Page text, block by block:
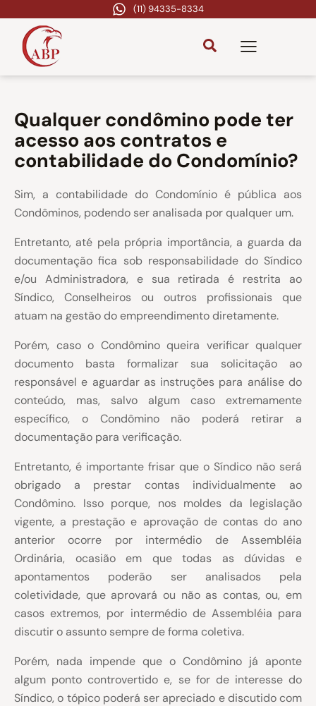
(11) 94335-8334
Qualquer condômino pode ter
acesso aos contratos e
contabilidade do Condomínio?
Sim, a contabilidade do Condomínio é pública aos
Condôminos, podendo ser analisada por qualquer um.
Entretanto, até pela própria importância, a guarda da
documentação fica sob responsabilidade do Síndico
e/ou Administradora, e sua retirada é restrita ao
Síndico, Conselheiros ou outros profissionais que
atuam na gestão do empreendimento diretamente.
Porém, caso o Condômino queira verificar qualquer
documento basta formalizar sua solicitação ao
responsável e aguardar as instruções para análise do
conteúdo, mas, salvo algum caso extremamente
específico, o Condômino não poderá retirar a
documentação para verificação.
Entretanto, é importante frisar que o Síndico não será
obrigado a prestar contas individualmente ao
Condômino. Isso porque, nos moldes da legislação
vigente, a prestação e aprovação de contas do ano
anterior ocorre por intermédio de Assembléia
Ordinária, ocasião em que todas as dúvidas e
apontamentos poderão ser analisados pela
coletividade, que aprovará ou não as contas, ou, em
casos extremos, por intermédio de Assembléia para
discutir o assunto sempre de forma coletiva.
Porém, nada impende que o Condômino já aponte
algum ponto controvertido e, se for de interesse do
Síndico, o tópico poderá ser apreciado e discutido com